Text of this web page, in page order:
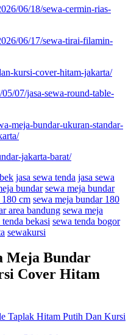
06/18/sewa-cermin-rias-
06/17/sewa-tirai-filamin-
kursi-cover-hitam-jakarta/
07/jasa-sewa-round-table-
meja-bundar-ukuran-standar-
jakarta-barat/
jasa sewa tenda jasa sewa
bundar sewa meja bundar
180 cm sewa meja bundar 180
area bandung sewa meja
tenda bekasi sewa tenda bogor
sewakursi
Meja Bundar
Cover Hitam
Taplak Hitam Putih Dan Kursi